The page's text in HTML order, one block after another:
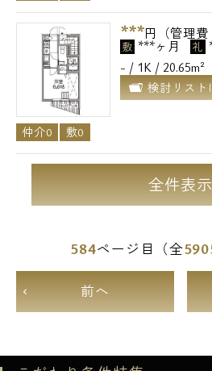
***円（管理費
敷 ***ヶ月 礼
- / 1K / 20.65m²
検討リスト
仲介0 敷0
全件表示
584ページ目（全
前へ